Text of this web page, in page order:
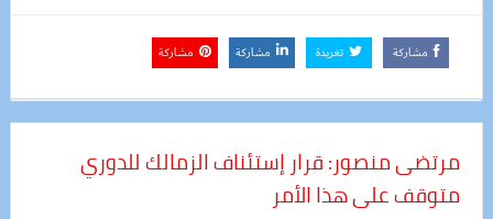
مشاركة تغريدة مشاركة مشاركة
مرتضى منصور: قرار إستئناف الزمالك للدوري
متوقف على هذا الأمر